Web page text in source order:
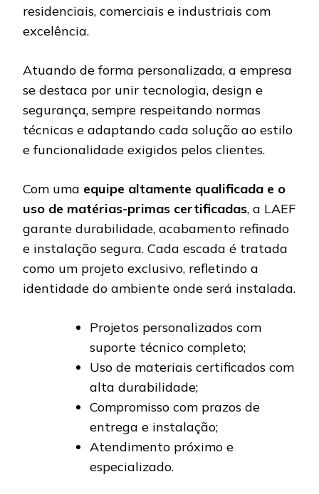
residenciais, comerciais e industriais com
excelência.
Atuando de forma personalizada, a empresa
se destaca por unir tecnologia, design e
segurança, sempre respeitando normas
técnicas e adaptando cada solução ao estilo
e funcionalidade exigidos pelos clientes.
Com uma equipe altamente qualificada e o
uso de matérias-primas certificadas, a LAEF
garante durabilidade, acabamento refinado
e instalação segura. Cada escada é tratada
como um projeto exclusivo, refletindo a
identidade do ambiente onde será instalada.
Projetos personalizados com
suporte técnico completo;
Uso de materiais certificados com
alta durabilidade;
Compromisso com prazos de
entrega e instalação;
Atendimento próximo e
especializado.